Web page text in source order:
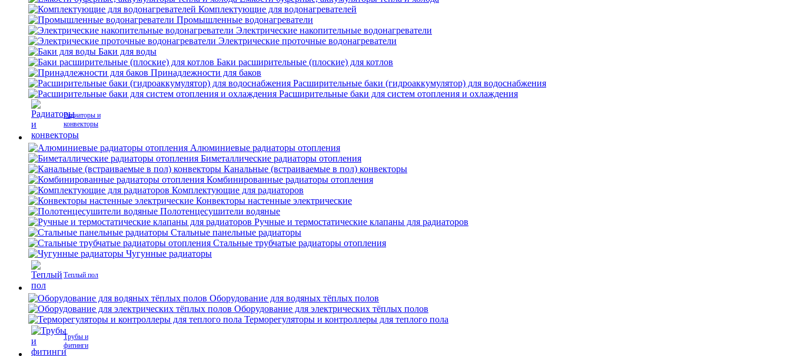
Комплектующие для водонагревателей
Промышленные водонагреватели
Электрические накопительные водонагреватели
Электрические проточные водонагреватели
Баки для воды
Баки расширительные (плоские) для котлов
Принадлежности для баков
Расширительные баки (гидроаккумулятор) для водоснабжения
Расширительные баки для систем отопления и охлаждения
Радиаторы и
конвекторы
Алюминиевые радиаторы отопления
Биметаллические радиаторы отопления
Канальные (встраиваемые в пол) конвекторы
Комбинированные радиаторы отопления
Комплектующие для радиаторов
Конвекторы настенные электрические
Полотенцесушители водяные
Ручные и термостатические клапаны для радиаторов
Стальные панельные радиаторы
Стальные трубчатые радиаторы отопления
Чугунные радиаторы
Теплый пол
Оборудование для водяных тёплых полов
Оборудование для электрических тёплых полов
Терморегуляторы и контроллеры для теплого пола
Трубы и
фитинги